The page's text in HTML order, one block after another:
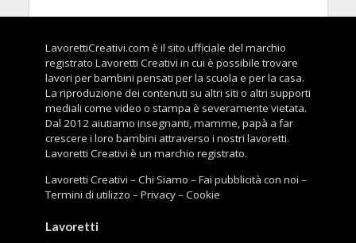
LavorettiCreativi.com è il sito ufficiale del marchio
registrato Lavoretti Creativi in cui è possibile trovare
lavori per bambini pensati per la scuola e per la casa.
La riproduzione dei contenuti su altri siti o altri supporti
mediali come video o stampa è severamente vietata.
Dal 2012 aiutiamo insegnanti, mamme, papà a far
crescere i loro bambini attraverso i nostri lavoretti.
Lavoretti Creativi è un marchio registrato.
Lavoretti Creativi –Chi Siamo –Fai pubblicità con noi –
Termini di utilizzo –Privacy–Cookie
Lavoretti